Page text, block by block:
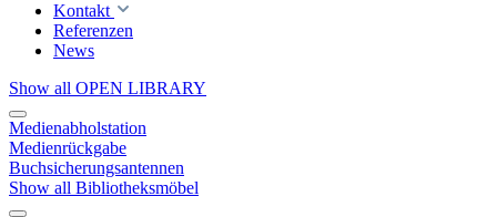
Kontakt
Referenzen
News
Show all OPEN LIBRARY
Medienabholstation
Medienrückgabe
Buchsicherungsantennen
Show all Bibliotheksmöbel